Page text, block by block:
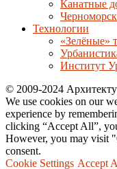
Канатные
Технологии
«Зелёные»
Институт
© 2009-2024
We use cookies on our
experience by
clicking “Accept All”,
However, you may visit
consent.
Cookie Settings Accept